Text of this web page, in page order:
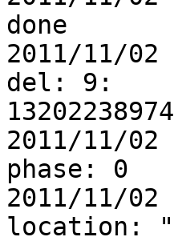
done
2011/11/
del: 9:
2011/11/
phase: 0
2011/11/
location: